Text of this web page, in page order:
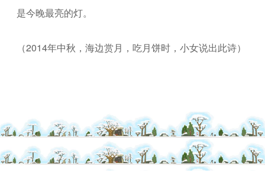
是今晚最亮的灯。
（2014年中秋，海边赏月，吃月饼时，小女说出此诗）